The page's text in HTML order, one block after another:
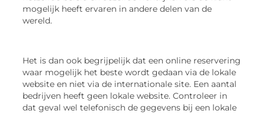
mogelijk heeft ervaren in andere delen van de
wereld.
Het is dan ook begrijpelijk dat een online reservering
waar mogelijk het beste wordt gedaan via de lokale
website en niet via de internationale site. Een aantal
bedrijven heeft geen lokale website. Controleer in
dat geval wel telefonisch de gegevens bij een lokale